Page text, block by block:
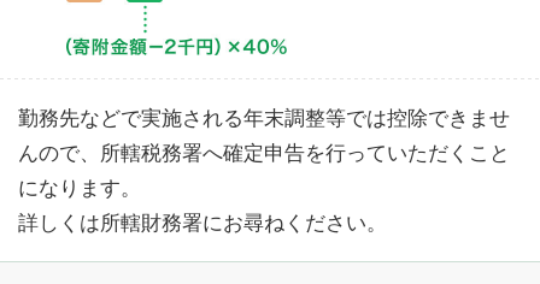
勤務先などで実施される年末調整等では控除できませ
んので、所轄税務署へ確定申告を行っていただくこと
になります。
詳しくは所轄財務署にお尋ねください。